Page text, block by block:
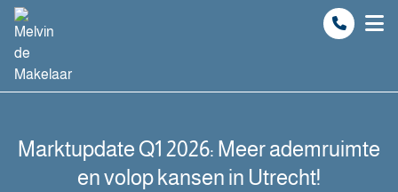
Spring naar inhoud
Marktupdate Q1 2026: Meer ademruimte
en volop kansen in Utrecht!